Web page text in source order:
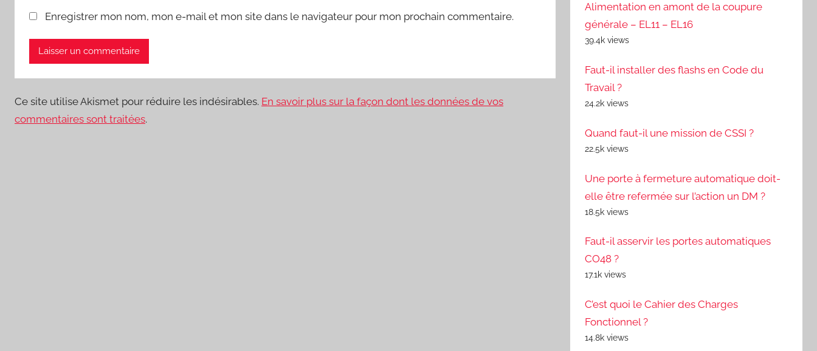
Enregistrer mon nom, mon e-mail et mon site dans le navigateur pour mon prochain commentaire.
Ce site utilise Akismet pour réduire les indésirables. En savoir plus sur la façon dont les données de vos
commentaires sont traitées.
Alimentation en amont de la coupure
générale – EL11 – EL16
39.4k views
Faut-il installer des flashs en Code du
Travail ?
24.2k views
Quand faut-il une mission de CSSI ?
22.5k views
Une porte à fermeture automatique doit-
elle être refermée sur l’action un DM ?
18.5k views
Faut-il asservir les portes automatiques
CO48 ?
17.1k views
C’est quoi le Cahier des Charges
Fonctionnel ?
14.8k views